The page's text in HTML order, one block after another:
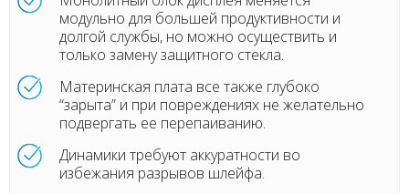
модульно для большей продуктивности и
долгой службы, но можно осуществить и
только замену защитного стекла.
Материнская плата все также глубоко
“зарыта” и при повреждениях не желательно
подвергать ее перепаиванию.
Динамики требуют аккуратности во
избежания разрывов шлейфа.